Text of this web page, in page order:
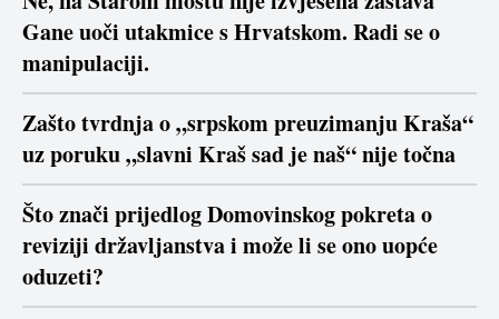
Gane uoči utakmice s Hrvatskom. Radi se o
manipulaciji.
Zašto tvrdnja o „srpskom preuzimanju Kraša“
uz poruku „slavni Kraš sad je naš“ nije točna
Što znači prijedlog Domovinskog pokreta o
reviziji državljanstva i može li se ono uopće
oduzeti?